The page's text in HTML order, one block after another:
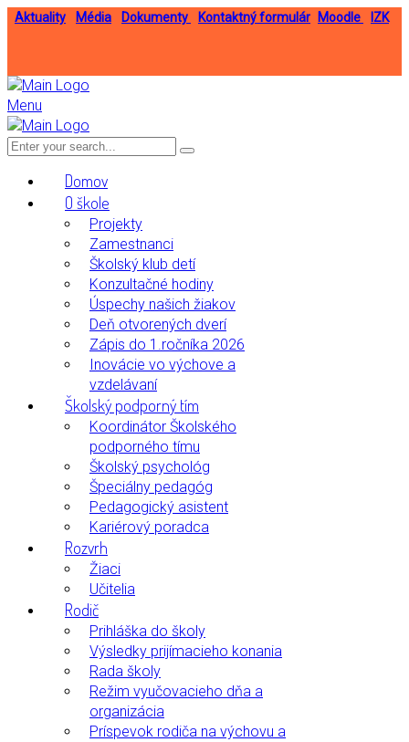
Aktuality Média Dokumenty IZK
Moodle
Kontaktný formulár
Menu
Domov
O škole
Projekty
Zamestnanci
Školský klub detí
Konzultačné hodiny
Úspechy našich žiakov
Deň otvorených dverí
Zápis do 1.ročníka 2026
Inovácie vo výchove a
vzdelávaní
Školský podporný tím
Koordinátor Školského
podporného tímu
Školský psychológ
Špeciálny pedagóg
Pedagogický asistent
Kariérový poradca
Rozvrh
Žiaci
Učitelia
Rodič
Prihláška do školy
Výsledky prijímacieho konania
Rada školy
Režim vyučovacieho dňa a
organizácia
Príspevok rodiča na výchovu a